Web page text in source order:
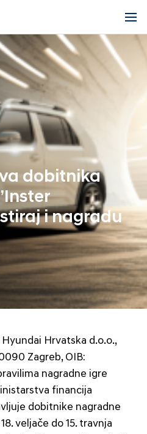
dobitnika
i nagradu
Hrvatska d.o.o.,
Zagreb, OIB:
nagradne igre
financija
dobitnike nagradne
veljače do 15. travnja